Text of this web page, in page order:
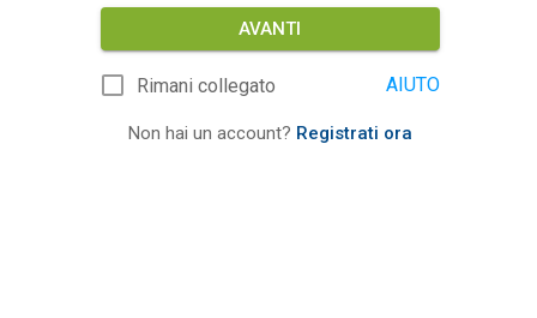
AVANTI
Rimani collegato AIUTO
Non hai un account? Registrati ora